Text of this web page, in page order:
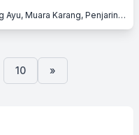
Baywalk Mall, Lantai 4, Jl. Pluit Karang Ayu, Muara Karang, Penjaringan, Jakarta Utara, Jakarta
10 »